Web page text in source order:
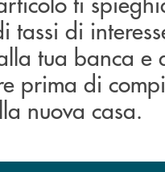
tassi di
tua banca e
prima di
nuova casa.